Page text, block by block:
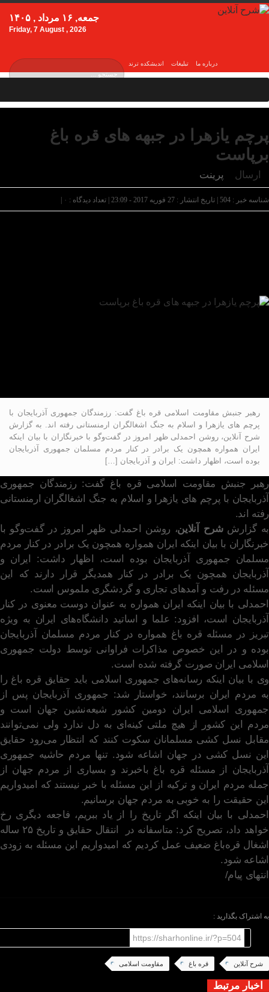
اندیشکده ترند تبلیغات درباره ما
جمعه, ۱۶ مرداد , ۱۴۰۵
Friday, 7 August , 2026
پرچم یازهرا در جبهه های قره باغ
برپاست
ارسال پرینت
شناسه خبر : 504 | تاریخ انتشار : 27 فوریه 2017 - 23:09 | تعداد دیدگاه : ۰
رهبر جنبش مقاومت اسلامی قره باغ گفت: رزمندگان جمهوری آذربایجان با
پرچم های یازهرا و اسلام به جنگ اشغالگران ارمنستانی رفته اند. به گزارش
شرح آنلاین، روشن احمدلی ظهر امروز در گفت‌وگو با خبرنگاران با بیان اینکه
ایران همواره همچون یک برادر در کنار مردم مسلمان جمهوری آذربایجان
بوده است، اظهار داشت: ایران و آذربایجان […]
رهبر جنبش مقاومت اسلامی قره باغ گفت: رزمندگان جمهوری
آذربایجان با پرچم های یازهرا و اسلام به جنگ اشغالگران ارمنستانی
رفته اند.
به گزارششرح آنلاین، روشن احمدلی ظهر امروز در گفت‌وگو با
خبرنگاران با بیان اینکه ایران همواره همچون یک برادر در کنار مردم
مسلمان جمهوری آذربایجان بوده است، اظهار داشت: ایران و
آذربایجان همچون یک برادر در کنار همدیگر قرار دارند که این
مسئله در رفت و آمدهای تجاری و گردشگری ملموس است.
احمدلی با بیان اینکه ایران همواره به عنوان دوست معنوی در کنار
آذربایجان است، افزود: علما و اساتید دانشگاه‌های ایران به ویژه
تبریز در مسئله قره باغ همواره در کنار مردم مسلمان آذربایجان
بوده و در این خصوص مذاکرات فراوانی توسط دولت جمهوری
اسلامی ایران صورت گرفته شده است.
وی با بیان اینکه رسانه‌های جمهوری اسلامی باید حقایق قره باغ را
به مردم ایران برسانند، خواستار شد: جمهوری آذربایجان پس از
جمهوری اسلامی ایران دومین کشور شیعه‌نشین جهان است و
مردم این کشور از هیچ ملتی کینه‌ای به دل ندارد ولی نمی‌توانند
مقابل نسل کشی مسلمانان سکوت کنند که انتظار می‌رود حقایق
این نسل کشی در جهان اشاعه شود. تنها مردم حاشیه جمهوری
آذربایجان از مسئله قره باغ باخبرند و بسیاری از مردم جهان از
جمله مردم ایران و ترکیه از این مسئله با خبر نیستند که امیدواریم
این حقیقت را به خوبی به مردم جهان برسانیم.
احمدلی با بیان اینکه اگر تاریخ را از یاد ببریم، فاجعه دیگری رخ
خواهد داد، تصریح کرد: متاسفانه در انتقال حقایق و تاریخ ۲۵ ساله
اشغال قره‌باغ ضعیف عمل کردیم که امیدواریم این مسئله به زودی
اشاعه شود. ‌
انتهای پیام/
به اشتراک بگذارید :
https://sharhonline.ir/?p=504
شرح آنلاین قره باغ مقاومت اسلامی
اخبار مرتبط